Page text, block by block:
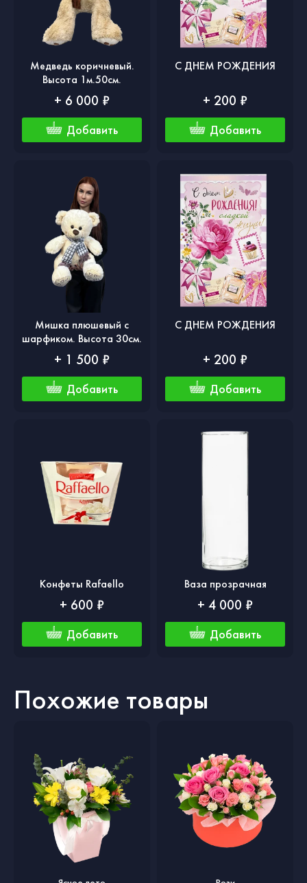
Медведь коричневый.
Высота 1м.50см.
+ 6 000 ₽
Добавить
С ДНЕМ РОЖДЕНИЯ
+ 200 ₽
Добавить
Мишка плюшевый с
шарфиком. Высота 30см.
+ 1 500 ₽
Добавить
С ДНЕМ РОЖДЕНИЯ
+ 200 ₽
Добавить
Конфеты Rafaello
+ 600 ₽
Добавить
Ваза прозрачная
+ 4 000 ₽
Добавить
Похожие товары